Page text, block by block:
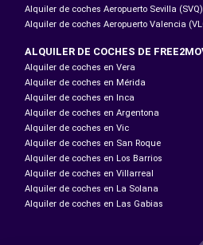
Alquiler de coches Aeropuerto Sevilla (SVQ)
Alquiler de coches Aeropuerto Valencia
ALQUILER DE COCHES DE
Alquiler de coches en Vera
Alquiler de coches en Mérida
Alquiler de coches en Inca
Alquiler de coches en Argentona
Alquiler de coches en Vic
Alquiler de coches en San Roque
Alquiler de coches en Los Barrios
Alquiler de coches en Villarreal
Alquiler de coches en La Solana
Alquiler de coches en Las Gabias